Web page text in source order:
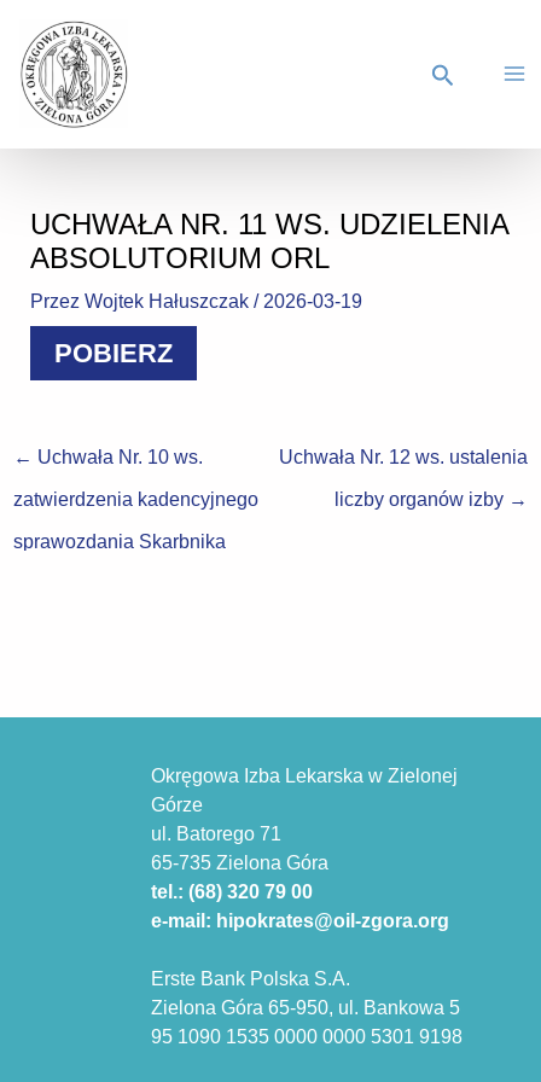
UCHWAŁA NR. 11 WS. UDZIELENIA
ABSOLUTORIUM ORL
PrzezWojtek Hałuszczak/ 2026-03-19
POBIERZ
← Uchwała Nr. 10 ws.
zatwierdzenia kadencyjnego
sprawozdania Skarbnika
Uchwała Nr. 12 ws. ustalenia
liczby organów izby →
Okręgowa Izba Lekarska w Zielonej
Górze
ul. Batorego 71
65-735 Zielona Góra
tel.: (68) 320 79 00
e-mail: hipokrates@oil-zgora.org
Erste Bank Polska S.A.
Zielona Góra 65-950, ul. Bankowa 5
95 1090 1535 0000 0000 5301 9198